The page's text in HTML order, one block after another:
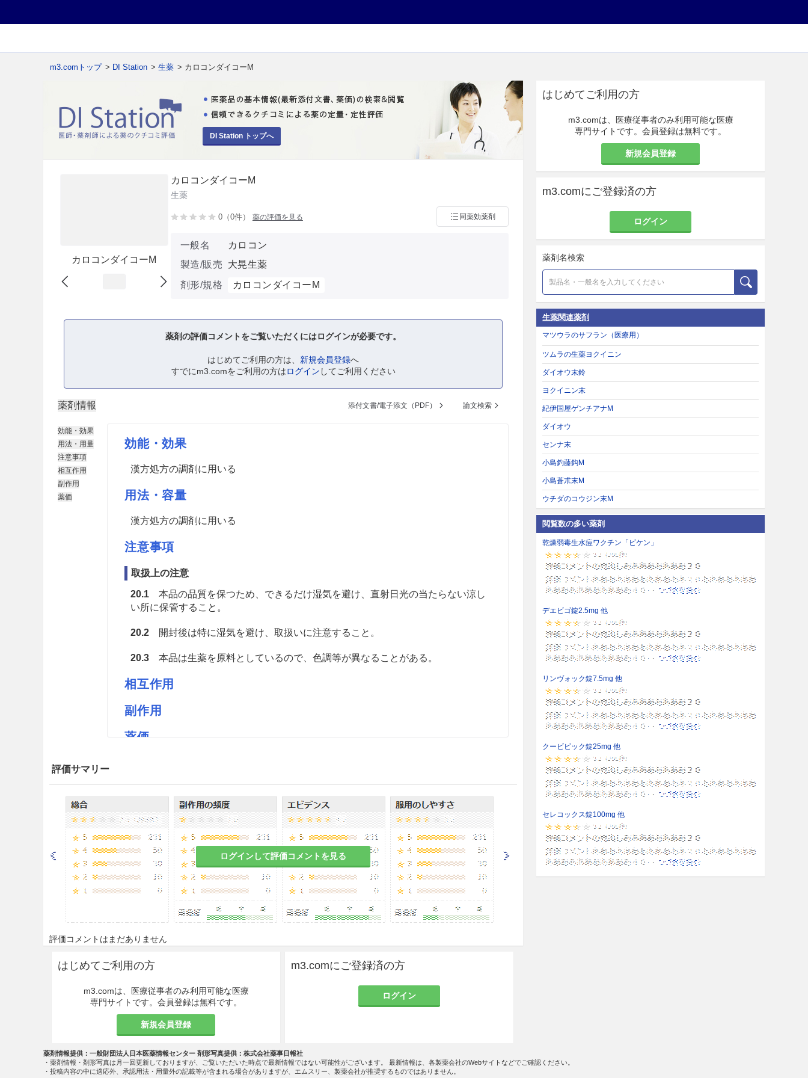
m3.comトップ > DI Station > 生薬 > カロコンダイコーM
DI Station トップへ
カロコンダイコーM
カロコンダイコーM
生薬
0（0件） 薬の評価を見る 同薬効薬剤
一般名
カロコン
製造/販売
大晃生薬
剤形/規格
カロコンダイコーM
薬剤の評価コメントをご覧いただくにはログインが必要です。
はじめてご利用の方は、 新規会員登録へ
すでにm3.comをご利用の方はログイン してご利用ください
薬剤情報 添付文書/電子添文（PDF） 論文検索
効能・効果
用法・用量
注意事項
相互作用
副作用
薬価
効能・効果
漢方処方の調剤に用いる
用法・容量
漢方処方の調剤に用いる
注意事項
取扱上の注意
20.1本品の品質を保つため、できるだけ湿気を避け、直射日光の当たらない涼し
い所に保管すること。
20.2開封後は特に湿気を避け、取扱いに注意すること。
20.3本品は生薬を原料としているので、色調等が異なることがある。
相互作用
副作用
薬価
評価サマリー
ログインして評価コメントを見る
評価コメントはまだありません
はじめてご利用の方
m3.comは、医療従事者のみ利用可能な医療
専門サイトです。会員登録は無料です。
新規会員登録
m3.comにご登録済の方
ログイン
はじめてご利用の方
m3.comは、医療従事者のみ利用可能な医療
専門サイトです。会員登録は無料です。
新規会員登録
m3.comにご登録済の方
ログイン
薬剤名検索
生薬関連薬剤
マツウラのサフラン（医療用）
ツムラの生薬ヨクイニン
ダイオウ末鈴
ヨクイニン末
紀伊国屋ゲンチアナM
ダイオウ
センナ末
小島釣藤鈎M
小島蒼朮末M
ウチダのコウジン末M
閲覧数の多い薬剤
乾燥弱毒生水痘ワクチン「ビケン」
デエビゴ錠2.5mg 他
リンヴォック錠7.5mg 他
クービビック錠25mg 他
セレコックス錠100mg 他
薬剤情報提供：一般財団法人日本医薬情報センター 剤形写真提供：株式会社薬事日報社
・薬剤情報・剤形写真は月一回更新しておりますが、ご覧いただいた時点で最新情報ではない可能性がございます。 最新情報は、各製薬会社のWebサイトなどでご確認ください。
・投稿内容の中に適応外、承認用法・用量外の記載等が含まれる場合がありますが、エムスリー、製薬会社が推奨するものではありません。